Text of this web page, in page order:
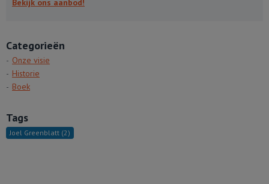
Bekijk ons aanbod!
Categorieën
Onze visie
Historie
Boek
Tags
Joel Greenblatt (2)